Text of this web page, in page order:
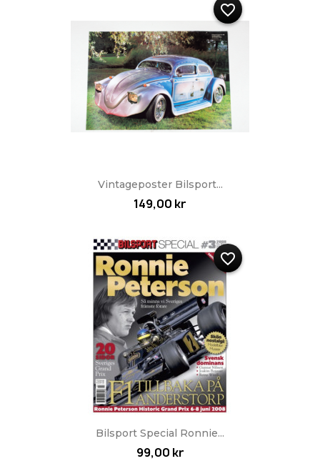
Vintageposter Bilsport...
149,00 kr
favorite_border
Bilsport Special Ronnie...
99,00 kr
favorite_border